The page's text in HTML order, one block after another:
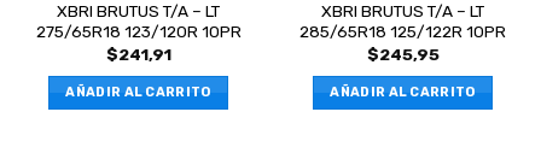
XBRI BRUTUS T/A – LT
275/65R18 123/120R 10PR
$241,91
AÑADIR AL CARRITO
XBRI BRUTUS T/A – LT
285/65R18 125/122R 10PR
$245,95
AÑADIR AL CARRITO